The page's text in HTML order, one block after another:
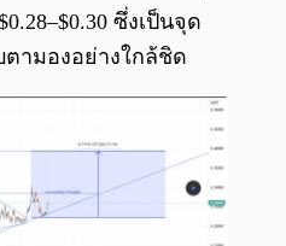
ซึ่งเป็นจุด
ตามองอย่างใกล้ชิด